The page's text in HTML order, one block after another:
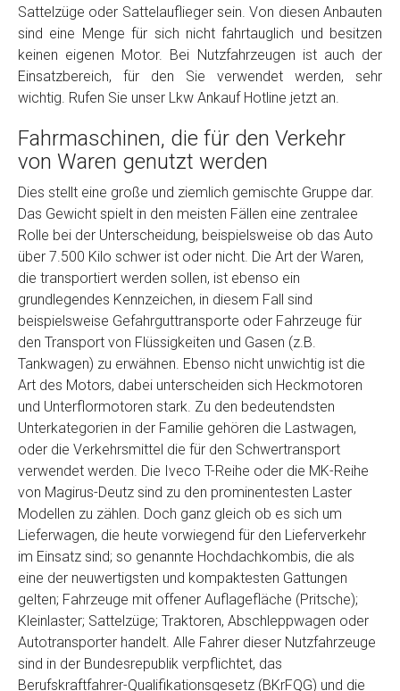
Getriebe
Bekannte Schäden
Kilometerstand
Preisvorstellung
Name*
Telefon
Email
PLZ und Ort
Foto Nr. 1
Foto Nr. 2
Foto Nr. 3
Sonstiges
Sattelzüge oder Sattelauflieger sein. Von diesen Anbauten
sind eine Menge für sich nicht fahrtauglich und besitzen
keinen eigenen Motor. Bei Nutzfahrzeugen ist auch der
Einsatzbereich, für den Sie verwendet werden, sehr
wichtig. Rufen Sie unser Lkw Ankauf Hotline jetzt an.
Fahrmaschinen, die für den Verkehr
von Waren genutzt werden
Dies stellt eine große und ziemlich gemischte Gruppe dar.
Das Gewicht spielt in den meisten Fällen eine zentralee
Rolle bei der Unterscheidung, beispielsweise ob das Auto
über 7.500 Kilo schwer ist oder nicht. Die Art der Waren,
die transportiert werden sollen, ist ebenso ein
grundlegendes Kennzeichen, in diesem Fall sind
beispielsweise Gefahrguttransporte oder Fahrzeuge für
den Transport von Flüssigkeiten und Gasen (z.B.
Tankwagen) zu erwähnen. Ebenso nicht unwichtig ist die
Art des Motors, dabei unterscheiden sich Heckmotoren
und Unterflormotoren stark. Zu den bedeutendsten
Unterkategorien in der Familie gehören die Lastwagen,
oder die Verkehrsmittel die für den Schwertransport
verwendet werden. Die Iveco T-Reihe oder die MK-Reihe
von Magirus-Deutz sind zu den prominentesten Laster
Modellen zu zählen. Doch ganz gleich ob es sich um
Lieferwagen, die heute vorwiegend für den Lieferverkehr
im Einsatz sind; so genannte Hochdachkombis, die als
eine der neuwertigsten und kompaktesten Gattungen
gelten; Fahrzeuge mit offener Auflagefläche (Pritsche);
Kleinlaster; Sattelzüge; Traktoren, Abschleppwagen oder
Autotransporter handelt. Alle Fahrer dieser Nutzfahrzeuge
sind in der Bundesrepublik verpflichtet, das
Berufskraftfahrer-Qualifikationsgesetz (BKrFQG) und die